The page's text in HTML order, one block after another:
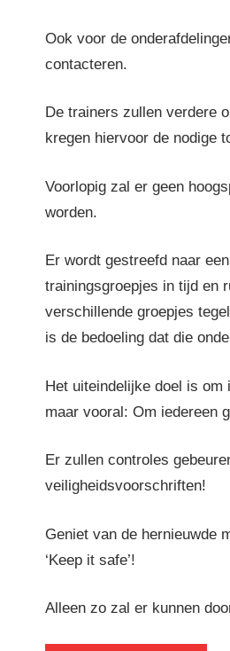
Ook voor de
contacteren.
De trainers zullen verdere
kregen hiervoor de nodige
Voorlopig zal er geen
worden.
Er wordt gestreefd naar
trainingsgroepjes in tijd en
verschillende groepjes
is de bedoeling dat die
Het uiteindelijke doel is
maar vooral: Om iedereen
Er zullen controles
veiligheidsvoorschriften!
Geniet van de hernieuwde
‘Keep it safe’!
Alleen zo zal er kunnen